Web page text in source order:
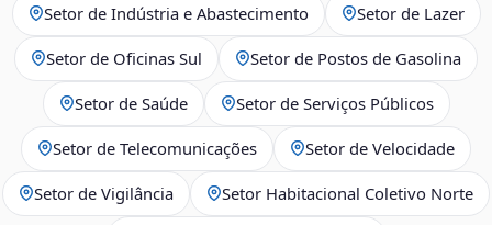
Setor de Indústria e Abastecimento Setor de Lazer
Setor de Oficinas Sul Setor de Postos de Gasolina
Setor de Saúde Setor de Serviços Públicos
Setor de Telecomunicações Setor de Velocidade
Setor de Vigilância Setor Habitacional Coletivo Norte